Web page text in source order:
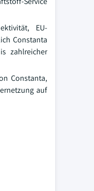
EU-
Constanta
zahlreicher
Constanta,
auf